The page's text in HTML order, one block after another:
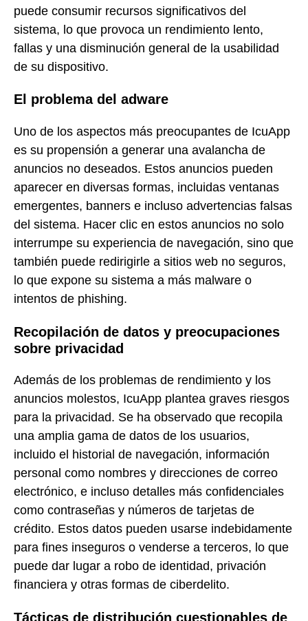
puede consumir recursos significativos del
sistema, lo que provoca un rendimiento lento,
fallas y una disminución general de la usabilidad
de su dispositivo.
El problema del adware
Uno de los aspectos más preocupantes de IcuApp
es su propensión a generar una avalancha de
anuncios no deseados. Estos anuncios pueden
aparecer en diversas formas, incluidas ventanas
emergentes, banners e incluso advertencias falsas
del sistema. Hacer clic en estos anuncios no solo
interrumpe su experiencia de navegación, sino que
también puede redirigirle a sitios web no seguros,
lo que expone su sistema a más malware o
intentos de phishing.
Recopilación de datos y preocupaciones
sobre privacidad
Además de los problemas de rendimiento y los
anuncios molestos, IcuApp plantea graves riesgos
para la privacidad. Se ha observado que recopila
una amplia gama de datos de los usuarios,
incluido el historial de navegación, información
personal como nombres y direcciones de correo
electrónico, e incluso detalles más confidenciales
como contraseñas y números de tarjetas de
crédito. Estos datos pueden usarse indebidamente
para fines inseguros o venderse a terceros, lo que
puede dar lugar a robo de identidad, privación
financiera y otras formas de ciberdelito.
Tácticas de distribución cuestionables de